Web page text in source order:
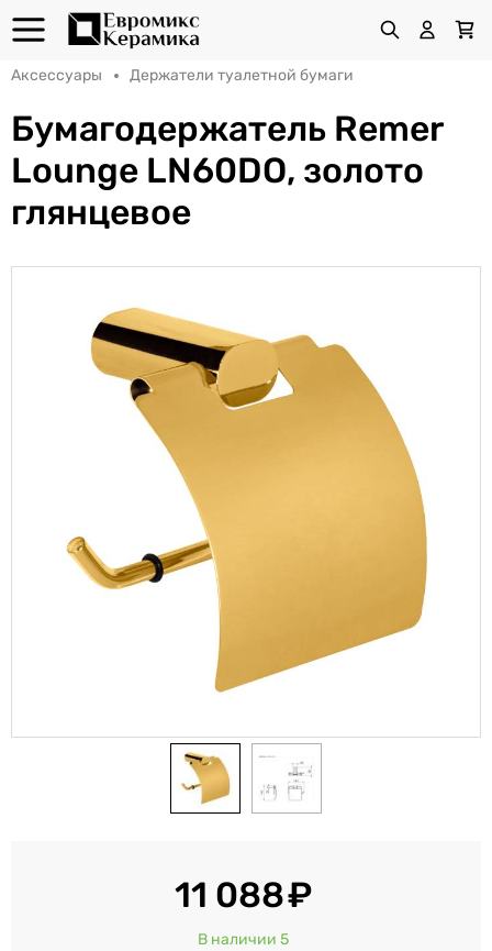
Аксессуары Держатели туалетной бумаги
Бумагодержатель Remer
Lounge LN60DO, золото
глянцевое
11 088
В наличии 5